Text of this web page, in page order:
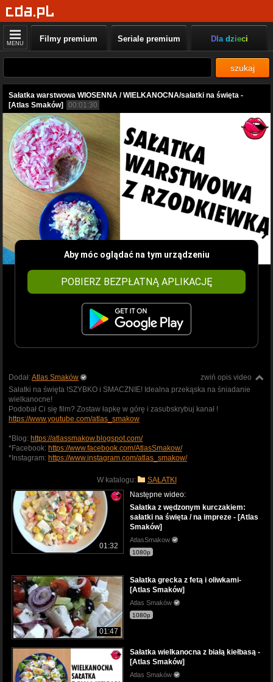
MENU Filmy premium Seriale premium Dla dzieci
szukaj
Sałatka warstwowa WIOSENNA / WIELKANOCNA/sałatki na święta -
[Atlas Smaków]
00:01:30
Aby móc oglądać na tym urządzeniu
POBIERZ BEZPŁATNĄ APLIKACJĘ
zwiń opis video
Dodał:Atlas Smaków
Sałatki na święta !SZYBKO i SMACZNIE! Idealna przekąska na śniadanie
wielkanocne!
Podobał Ci się film? Zostaw łapkę w górę i zasubskrybuj kanał !
https://www.youtube.com/atlas_smakow
*Blog: https://atlassmakow.blogspot.com/
*Facebook: https://www.facebook.com/AtlasSmakow/
*Instagram: https://www.instagram.com/atlas_smakow/
W katalogu: SAŁATKI
01:32
Następne wideo:
Sałatka z wędzonym kurczakiem:
sałatki na święta / na impreze - [Atlas
Smaków]
AtlasSmakow
1080p
01:47
Sałatka grecka z fetą i oliwkami-
[Atlas Smaków]
Atlas Smaków
1080p
Sałatka wielkanocna z białą kiełbasą -
[Atlas Smaków]
Atlas Smaków